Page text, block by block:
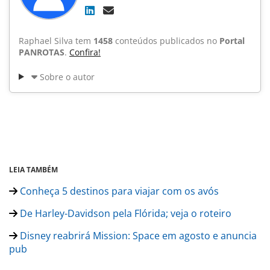
Raphael Silva tem 1458 conteúdos publicados no Portal
PANROTAS. Confira!
Sobre o autor
LEIA TAMBÉM
Conheça 5 destinos para viajar com os avós
De Harley-Davidson pela Flórida; veja o roteiro
Disney reabrirá Mission: Space em agosto e anuncia
pub